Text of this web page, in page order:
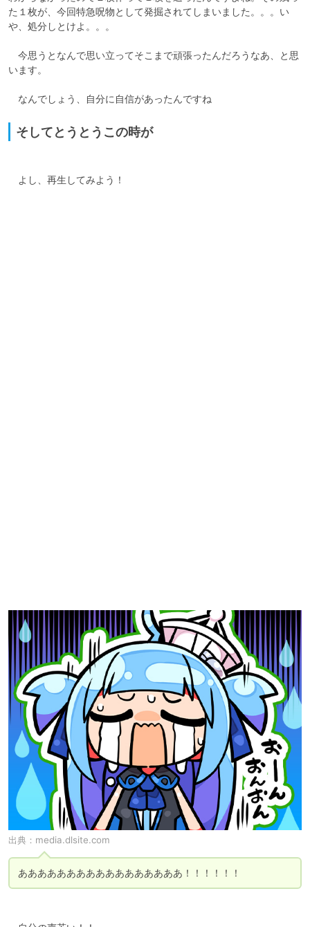
た１枚が、今回特急呪物として発掘されてしまいました。。。い
や、処分しとけよ。。。
今思うとなんで思い立ってそこまで頑張ったんだろうなあ、と思
います。
そしてとうとうこの時が
よし、再生してみよう！
出典： media.dlsite.com
あああああああああああああああああ！！！！！！